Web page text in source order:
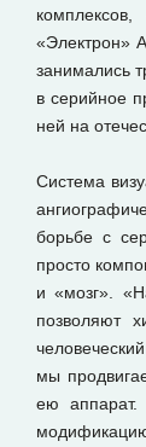
«Электрон»
занимались
в серийное
ней на
Система
борьбе с
просто
и «мозг».
позволяют
мы
ею